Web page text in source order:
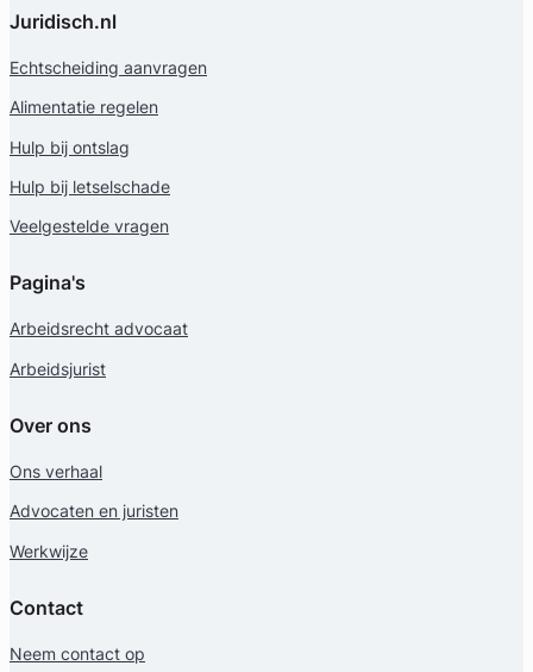
Juridisch.nl
Echtscheiding aanvragen
Alimentatie regelen
Hulp bij ontslag
Hulp bij letselschade
Veelgestelde vragen
Pagina's
Arbeidsrecht advocaat
Arbeidsjurist
Over ons
Ons verhaal
Advocaten en juristen
Werkwijze
Contact
Neem contact op